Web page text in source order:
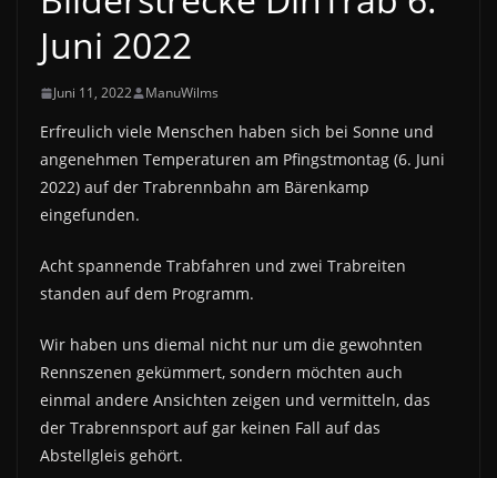
Juni 2022
Juni 11, 2022 ManuWilms
Erfreulich viele Menschen haben sich bei Sonne und
angenehmen Temperaturen am Pfingstmontag (6. Juni
2022) auf der Trabrennbahn am Bärenkamp
eingefunden.
Acht spannende Trabfahren und zwei Trabreiten
standen auf dem Programm.
Wir haben uns diemal nicht nur um die gewohnten
Rennszenen gekümmert, sondern möchten auch
einmal andere Ansichten zeigen und vermitteln, das
der Trabrennsport auf gar keinen Fall auf das
Abstellgleis gehört.